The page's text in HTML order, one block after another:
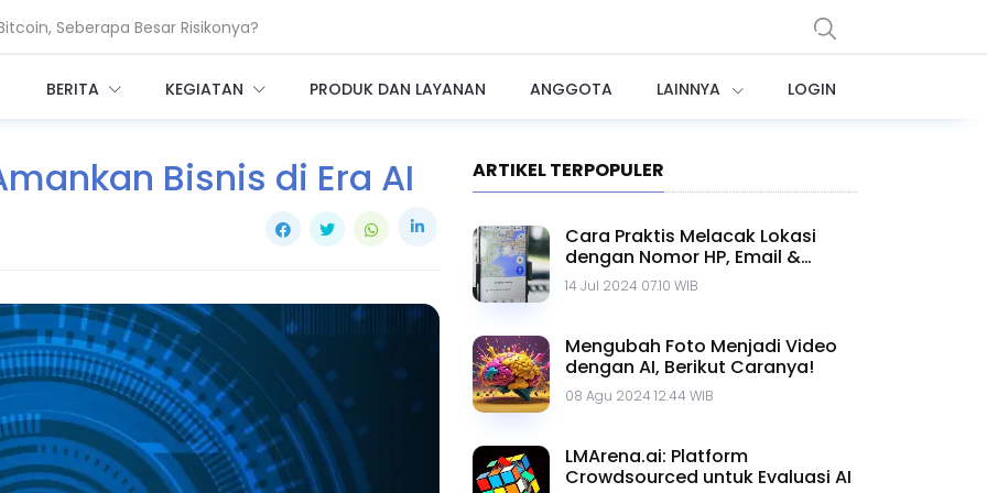
Seberapa Besar Risikonya?
Infrastruktur AI Raksasa
BERITA KEGIATAN PRODUK DAN LAYANAN ANGGOTA LAINNYA LOGIN
Bisnis di Era AI ARTIKEL TERPOPULER
Cara Praktis Melacak Lokasi
dengan Nomor HP, Email &
Google Maps
14 Jul 2024 07.10 WIB
Mengubah Foto Menjadi Video
dengan AI, Berikut Caranya!
08 Agu 2024 12.44 WIB
LMArena.ai: Platform
Crowdsourced untuk Evaluasi AI